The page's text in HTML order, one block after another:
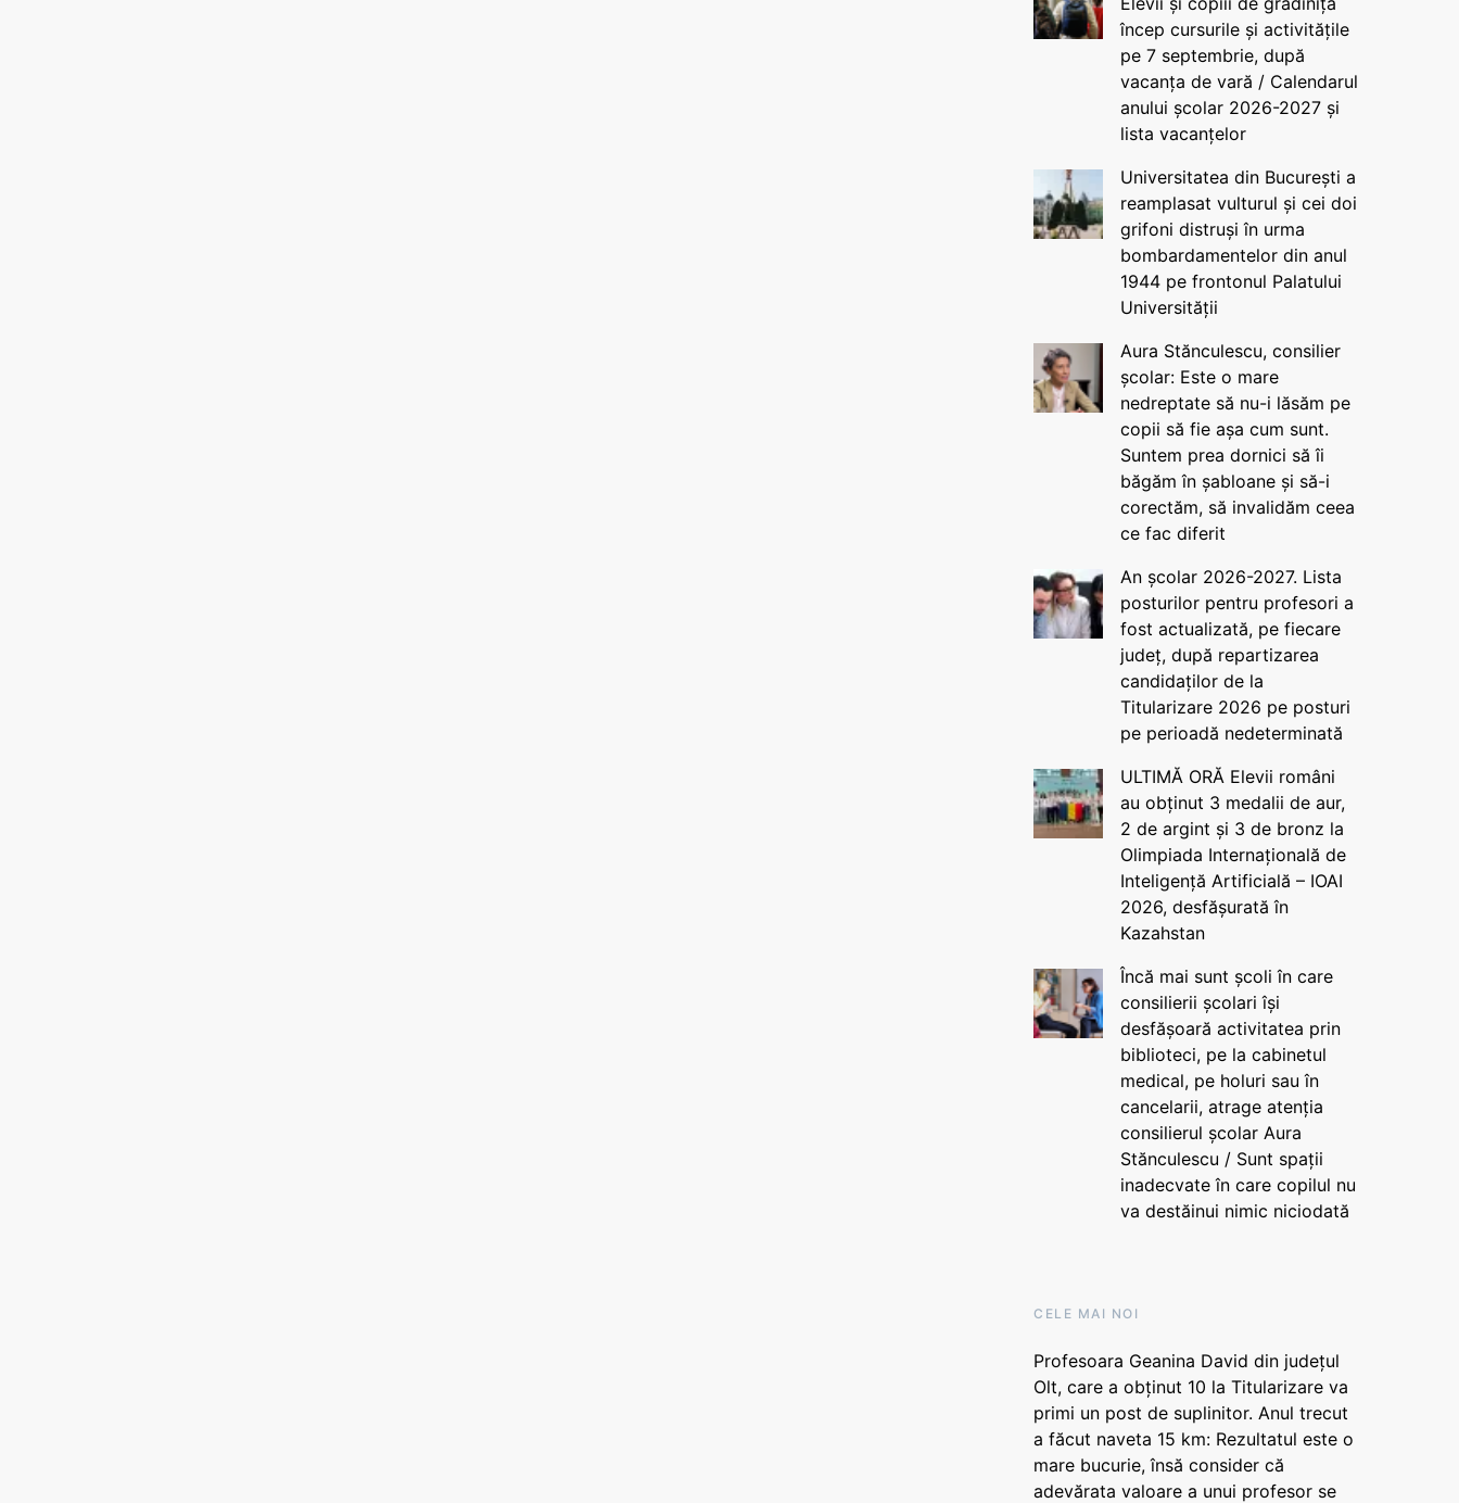
încep cursurile și activitățile
pe 7 septembrie, după
vacanța de vară / Calendarul
anului școlar 2026-2027 și
lista vacanțelor
Universitatea din București a
reamplasat vulturul și cei doi
grifoni distruși în urma
bombardamentelor din anul
1944 pe frontonul Palatului
Universității
Aura Stănculescu, consilier
școlar: Este o mare
nedreptate să nu-i lăsăm pe
copii să fie așa cum sunt.
Suntem prea dornici să îi
băgăm în șabloane și să-i
corectăm, să invalidăm ceea
ce fac diferit
An școlar 2026-2027. Lista
posturilor pentru profesori a
fost actualizată, pe fiecare
județ, după repartizarea
candidaților de la
Titularizare 2026 pe posturi
pe perioadă nedeterminată
ULTIMĂ ORĂ Elevii români
au obținut 3 medalii de aur,
2 de argint și 3 de bronz la
Olimpiada Internațională de
Inteligență Artificială – IOAI
2026, desfășurată în
Kazahstan
Încă mai sunt școli în care
consilierii școlari își
desfășoară activitatea prin
biblioteci, pe la cabinetul
medical, pe holuri sau în
cancelarii, atrage atenția
consilierul școlar Aura
Stănculescu / Sunt spații
inadecvate în care copilul nu
va destăinui nimic niciodată
CELE MAI NOI
Profesoara Geanina David din județul
Olt, care a obținut 10 la Titularizare va
primi un post de suplinitor. Anul trecut
a făcut naveta 15 km: Rezultatul este o
mare bucurie, însă consider că
adevărata valoare a unui profesor se